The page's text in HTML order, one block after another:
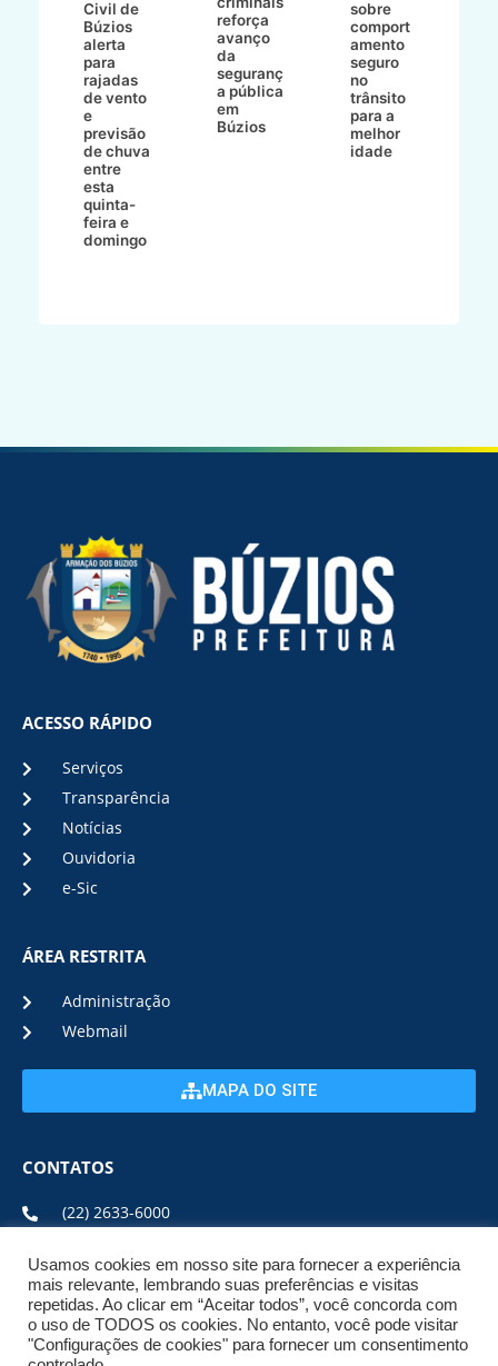
Civil de
Búzios
alerta
para
rajadas
de vento
e
previsão
de chuva
entre
esta
quinta-
feira e
domingo
reforça
avanço
da
seguranç
a pública
em
Búzios
sobre
comport
amento
seguro
no
trânsito
para a
melhor
idade
ACESSO RÁPIDO
Serviços
Transparência
Notícias
Ouvidoria
e-Sic
ÁREA RESTRITA
Administração
Webmail
MAPA DO SITE
CONTATOS
(22) 2633-6000
ENDEREÇO E HORÁRIO
ESTRADA DA USINA, Nº 600 CENTRO, CEP: 28950-000
DE SEGUNDA A SEXTA DE 08:00 ÀS 17:00
Usamos cookies em nosso site para fornecer a experiência
mais relevante, lembrando suas preferências e visitas
repetidas. Ao clicar em “Aceitar todos”, você concorda com
o uso de TODOS os cookies. No entanto, você pode visitar
"Configurações de cookies" para fornecer um consentimento